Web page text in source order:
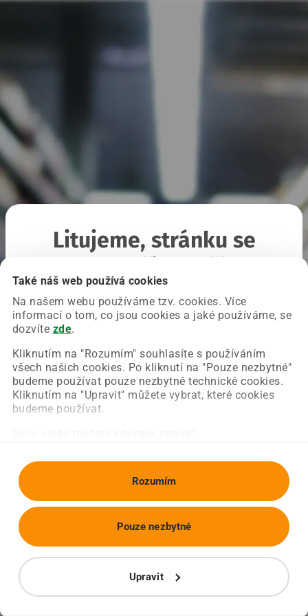
Také náš web používá cookies
Na našem webu používáme tzv. cookies. Více
informací o tom, co jsou cookies a jaké používáme, se
dozvíte zde.
Kliknutím na "Rozumím" souhlasíte s používáním
všech našich cookies. Po kliknutí na "Pouze nezbytné"
budeme používat pouze nezbytné technické cookies.
Kliknutím na "Upravit" můžete vybrat, které cookies
budeme používat.
Rozumím
Upravit
Pouze nezbytné
Litujeme, stránku se
Chyba nastala na naší straně a už ji opravujeme.
Zkuste prosím znovu načíst požadovanou stránku.
Obnovit stránku Úvodní strana